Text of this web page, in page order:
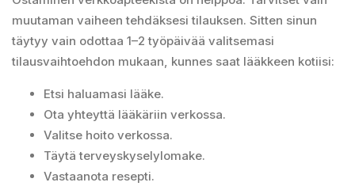
muutaman vaiheen tehdäksesi tilauksen. Sitten sinun
täytyy vain odottaa 1–2 työpäivää valitsemasi
tilausvaihtoehdon mukaan, kunnes saat lääkkeen kotiisi:
Etsi haluamasi lääke.
Ota yhteyttä lääkäriin verkossa.
Valitse hoito verkossa.
Täytä terveyskyselylomake.
Vastaanota resepti.